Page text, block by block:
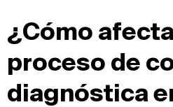
¿Cómo afecta
proceso de
diagnóstica